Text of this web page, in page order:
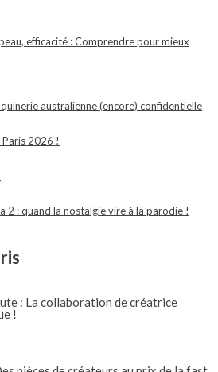
efficacité : Comprendre pour mieux
australienne (encore) confidentielle
2026 !
2 : quand la nostalgie vire à la parodie !
: La collaboration de créatrice
!